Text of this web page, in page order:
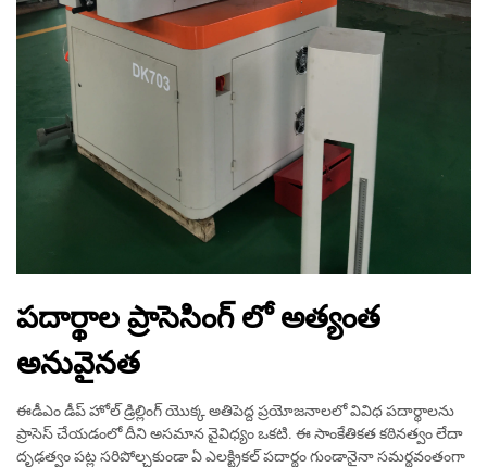
పదార్థాల ప్రాసెసింగ్ లో అత్యంత
అనువైనత
ఈడీఎం డీప్ హోల్ డ్రిల్లింగ్ యొక్క అతిపెద్ద ప్రయోజనాలలో వివిధ పదార్థాలను
ప్రాసెస్ చేయడంలో దీని అసమాన వైవిధ్యం ఒకటి. ఈ సాంకేతికత కఠినత్వం లేదా
దృఢత్వం పట్ల సరిపోల్చకుండా ఏ ఎలక్ట్రికల్ పదార్థం గుండానైనా సమర్థవంతంగా